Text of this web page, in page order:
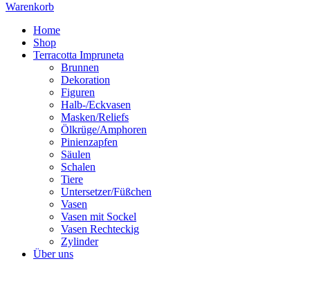
Warenkorb
Home
Shop
Terracotta Impruneta
Brunnen
Dekoration
Figuren
Halb-/Eckvasen
Masken/Reliefs
Ölkrüge/Amphoren
Pinienzapfen
Säulen
Schalen
Tiere
Untersetzer/Füßchen
Vasen
Vasen mit Sockel
Vasen Rechteckig
Zylinder
Über uns